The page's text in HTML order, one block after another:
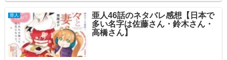
亜人
亜人46話のネタバレ感想【日本で
多い名字は佐藤さん・鈴木さん・
高橋さん】